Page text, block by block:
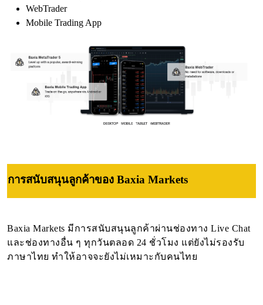
WebTrader
Mobile Trading App
การสนับสนุนลูกค้าของ Baxia Markets
Baxia Markets มีการสนับสนุนลูกค้าผ่านช่องทาง Live Chat
และช่องทางอื่น ๆ ทุกวันตลอด 24 ชั่วโมง แต่ยังไม่รองรับ
ภาษาไทย ทำให้อาจจะยังไม่เหมาะกับคนไทย